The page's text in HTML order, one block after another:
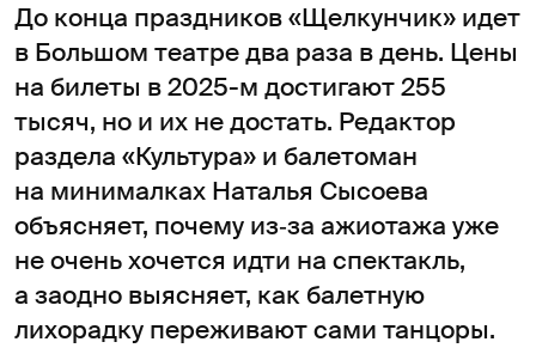
До конца праздников «Щелкунчик» идет
в Большом театре два раза в день. Цены
на билеты в 2025-м достигают 255
тысяч, но и их не достать. Редактор
раздела «Культура» и балетоман
на минималках Наталья Сысоева
объясняет, почему из‑за ажиотажа уже
не очень хочется идти на спектакль,
а заодно выясняет, как балетную
лихорадку переживают сами танцоры.